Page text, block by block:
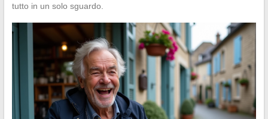
tutto in un solo sguardo.